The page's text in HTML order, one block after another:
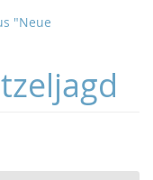
"Neue